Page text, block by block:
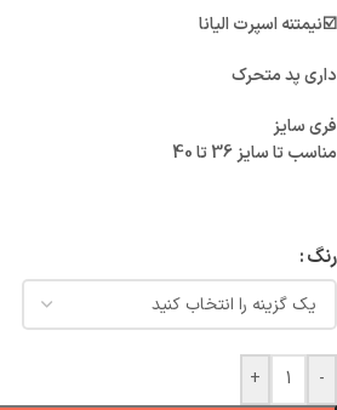
☑️نیمتنه اسپرت الیانا
داری پد متحرک
فری سایز
مناسب تا سایز 36 تا 40
رنگ
-
+